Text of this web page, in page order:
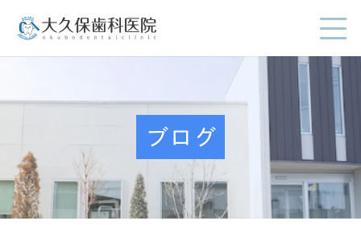
ブログ